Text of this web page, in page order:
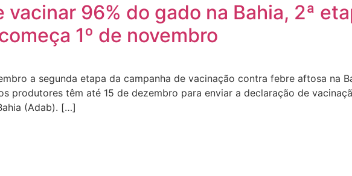
vacinar 96% do gado na Bahia, 2ª
1º de novembro
a segunda etapa da campanha de vacinação contra febre aftosa na
produtores têm até 15 de dezembro para enviar a declaração de
(Adab). […]